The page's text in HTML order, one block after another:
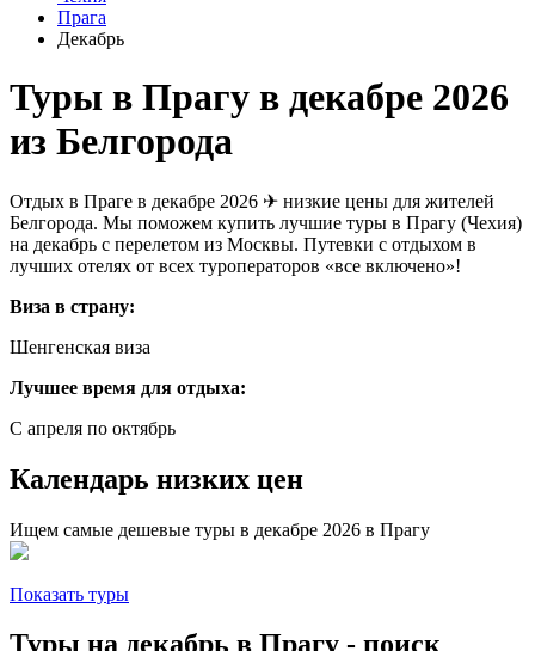
Прага
Декабрь
Туры в Прагу в декабре 2026
из Белгорода
Отдых в Праге в декабре 2026 ✈ низкие цены для жителей
Белгорода. Мы поможем купить лучшие туры в Прагу (Чехия)
на декабрь с перелетом из Москвы. Путевки с отдыхом в
лучших отелях от всех туроператоров «все включено»!
Виза в страну:
Шенгенская виза
Лучшее время для отдыха:
С апреля по октябрь
Календарь низких цен
Ищем самые дешевые туры в декабре 2026 в Прагу
Показать туры
Туры на декабрь в Прагу - поиск